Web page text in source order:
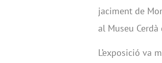
jaciment de
al Museu Cerdà
L’exposició va